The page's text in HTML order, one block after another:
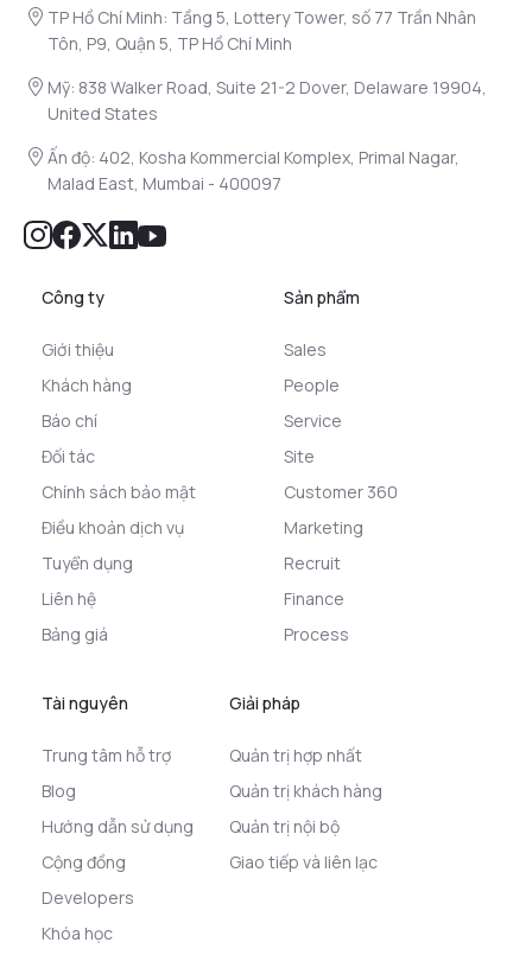
TP Hồ Chí Minh: Tầng 5, Lottery Tower, số 77 Trần Nhân
Tôn, P9, Quận 5, TP Hồ Chí Minh
Mỹ: 838 Walker Road, Suite 21-2 Dover, Delaware 19904,
United States
Ấn độ: 402, Kosha Kommercial Komplex, Primal Nagar,
Malad East, Mumbai - 400097
Công ty
Giới thiệu
Khách hàng
Báo chí
Đối tác
Chính sách bảo mật
Điều khoản dịch vụ
Tuyển dụng
Liên hệ
Bảng giá
Sản phẩm
Sales
People
Service
Site
Customer 360
Marketing
Recruit
Finance
Process
Tài nguyên
Trung tâm hỗ trợ
Blog
Hướng dẫn sử dụng
Cộng đồng
Developers
Khóa học
Giải pháp
Quản trị hợp nhất
Quản trị khách hàng
Quản trị nội bộ
Giao tiếp và liên lạc